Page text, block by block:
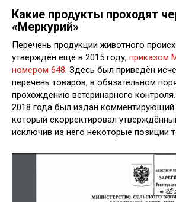
Какие продукты проходят
«Меркурий»
Перечень продукции животного
утверждён ещё в 2015 году, приказом
номером 648. Здесь был приведён
перечень товаров, в обязательном
прохождению ветеринарного
2018 года был издан
который скорректировал
исключив из него некоторые позиции